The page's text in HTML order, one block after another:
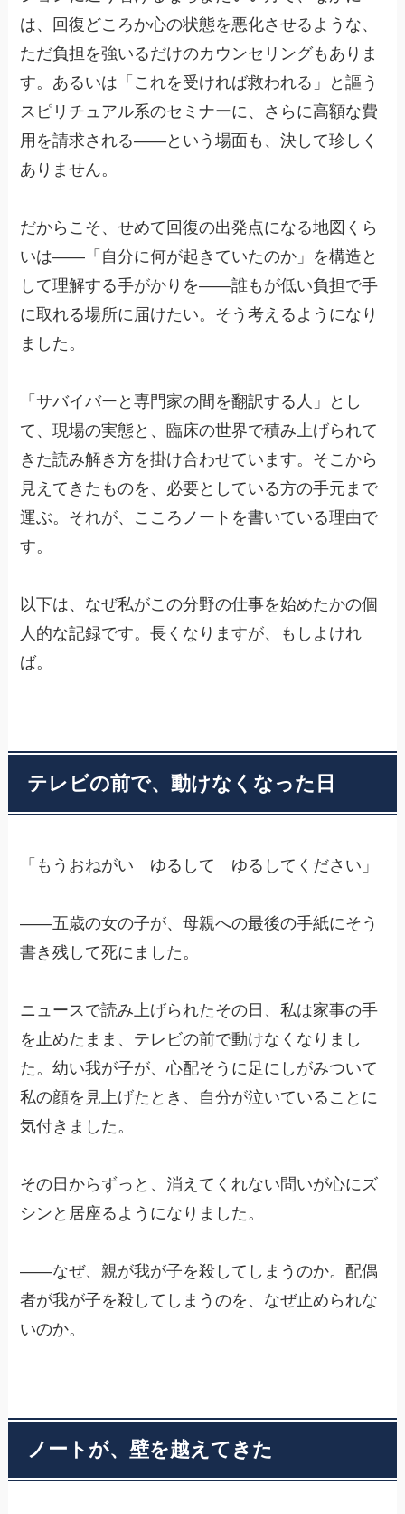
は、回復どころか心の状態を悪化させるような、
ただ負担を強いるだけのカウンセリングもありま
す。あるいは「これを受ければ救われる」と謳う
スピリチュアル系のセミナーに、さらに高額な費
用を請求される——という場面も、決して珍しく
ありません。
だからこそ、せめて回復の出発点になる地図くら
いは——「自分に何が起きていたのか」を構造と
して理解する手がかりを——誰もが低い負担で手
に取れる場所に届けたい。そう考えるようになり
ました。
「サバイバーと専門家の間を翻訳する人」とし
て、現場の実態と、臨床の世界で積み上げられて
きた読み解き方を掛け合わせています。そこから
見えてきたものを、必要としている方の手元まで
運ぶ。それが、こころノートを書いている理由で
す。
以下は、なぜ私がこの分野の仕事を始めたかの個
人的な記録です。長くなりますが、もしよけれ
ば。
テレビの前で、動けなくなった日
「もうおねがい ゆるして ゆるしてください」
——五歳の女の子が、母親への最後の手紙にそう
書き残して死にました。
ニュースで読み上げられたその日、私は家事の手
を止めたまま、テレビの前で動けなくなりまし
た。幼い我が子が、心配そうに足にしがみついて
私の顔を見上げたとき、自分が泣いていることに
気付きました。
その日からずっと、消えてくれない問いが心にズ
シンと居座るようになりました。
——なぜ、親が我が子を殺してしまうのか。配偶
者が我が子を殺してしまうのを、なぜ止められな
いのか。
ノートが、壁を越えてきた